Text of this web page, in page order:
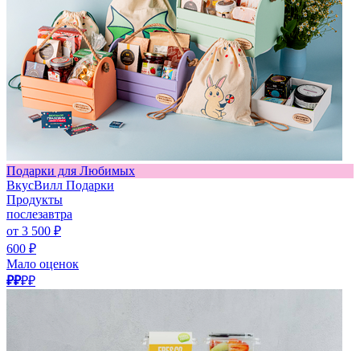
Подарки для Любимых
ВкусВилл Подарки
Продукты
послезавтра
от 3 500 ₽
600 ₽
Мало оценок
₽₽₽₽